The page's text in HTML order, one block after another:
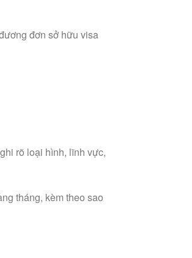
đơn sở hữu visa
rõ loại hình, lĩnh vực,
tháng, kèm theo sao